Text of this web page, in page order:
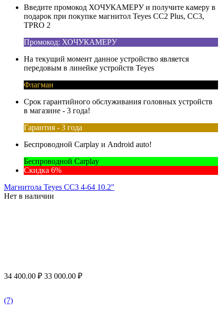
Введите промокод ХОЧУКАМЕРУ и получите камеру в
подарок при покупке магнитол Teyes CC2 Plus, CC3,
TPRO 2
Промокод: ХОЧУКАМЕРУ
На текущий момент данное устройство является
передовым в линейке устройств Teyes
Флагман
Срок гарантийного обслуживания головных устройств
в магазине - 3 года!
Гарантия - 3 года
Беспроводной Carplay и Android auto!
Беспроводной Carplay
Скидка 6%
Магнитола Teyes CC3 4-64 10.2"
Нет в наличии
34 400.00 ₽ 33 000.00 ₽
(7)